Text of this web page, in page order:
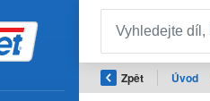
Zpět Úvod